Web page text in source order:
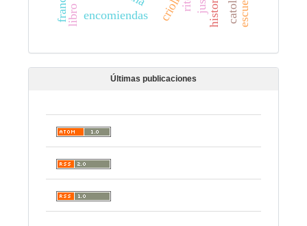
encomiendas escuela
Últimas publicaciones